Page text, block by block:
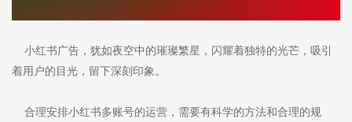
小红书广告，犹如夜空中的璀璨繁星，闪耀着独特的光芒，吸引
着用户的目光，留下深刻印象。
合理安排小红书多账号的运营，需要有科学的方法和合理的规